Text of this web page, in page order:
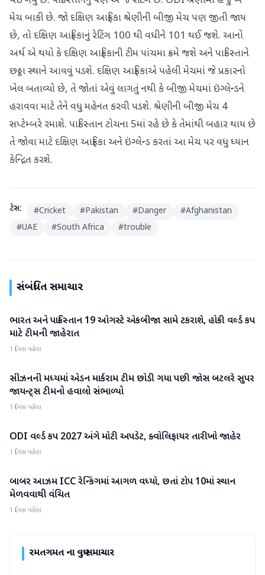
મેચ બાકી છે. જો દક્ષિણ આફ્રિકા શ્રેણીની બીજી મેચ પણ જીતી જાય
છે, તો દક્ષિણ આફ્રિકાનું રેટિંગ 100 થી વધીને 101 થઈ જશે. આનો
અર્થ એ થયો કે દક્ષિણ આફ્રિકાની ટીમ પાંચમા ક્રમે જશે અને પાકિસ્તાને
છઠ્ઠા સ્થાને આવવું પડશે. દક્ષિણ આફ્રિકાએ પહેલી મેચમાં જે પ્રકારનો
ખેલ બતાવ્યો છે, તે જોતાં એવું લાગતું નથી કે બીજી મેચમાં ઇંગ્લેન્ડને
હરાવવા માટે તેને વધુ મહેનત કરવી પડશે. શ્રેણીની બીજી મેચ 4
સપ્ટેમ્બરે રમાશે. પાકિસ્તાન ટોચના 5માં રહે છે કે તેમાંથી બહાર થાય છે
તે જોવા માટે દક્ષિણ આફ્રિકા અને ઇંગ્લેન્ડ કરતાં આ મેચ પર વધુ ધ્યાન
કેન્દ્રિત કરશે.
ટેગ્સ: #Cricket #Pakistan #Danger #Afghanistan
#UAE #South Africa #trouble
સંબંધિત સમાચાર
રમતગમત
ભારત અને પાકિસ્તાન 19 ઓગસ્ટે એકબીજા સામે ટકરાશે, હોકી વર્લ્ડ કપ
માટે ટીમની જાહેરાત
1 દિવસ પહેલા
રમતગમત
સીઝનની મધ્યમાં એડન માર્કરામ ટીમ છોડી ગયા પછી જોસ બટલરે સુપર
જાયન્ટ્સ ટીમનો હવાલો સંભાળ્યો
1 દિવસ પહેલા
રમતગમત
ODI વર્લ્ડ કપ 2027 અંગે મોટી અપડેટ, ક્વોલિફાયર તારીખો જાહેર
1 દિવસ પહેલા
રમતગમત
બાબર આઝમ ICC રેન્કિંગમાં આગળ વધ્યો, છતાં ટોપ 10માં સ્થાન
મેળવવાથી વંચિત
1 દિવસ પહેલા
રમતગમતના વધુ સમાચાર